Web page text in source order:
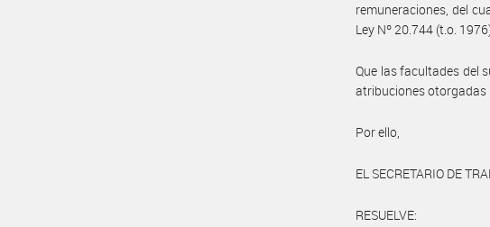
remuneraciones, del
Ley Nº 20.744 (t.o.
Que las facultades del
atribuciones otorgadas
Por ello,
EL SECRETARIO DE
RESUELVE: